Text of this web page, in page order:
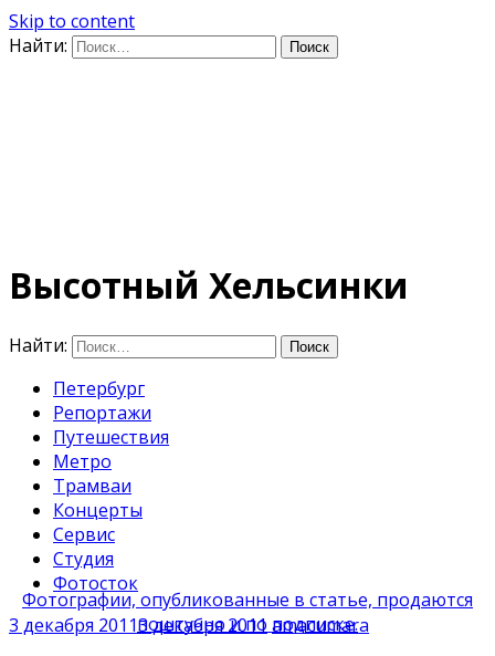
Skip to content
Найти:
Высотный Хельсинки
Найти:
Петербург
Репортажи
Путешествия
Метро
Трамваи
Концерты
Сервис
Студия
Фотосток
3 декабря 20113 декабря 2011 amacumara
Фотографии, опубликованные в статье, продаются
поштучно и по подписке.